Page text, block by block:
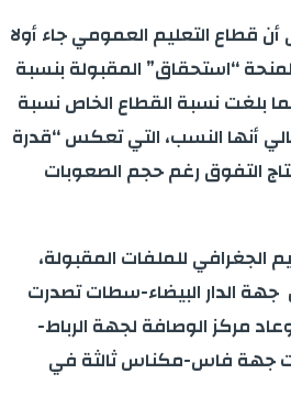
قطاع التعليم العمومي جاء أولا
“استحقاق” المقبولة بنسبة
فيما بلغت نسبة القطاع الخاص نسبة
أنها النسب، التي تعكس “قدرة
التفوق رغم حجم الصعوبات
الجغرافي للملفات المقبولة،
الدار البیضاء-سطات تصدرت
مركز الوصافة لجهة الرباط-
جهة فاس-مكناس ثالثة في